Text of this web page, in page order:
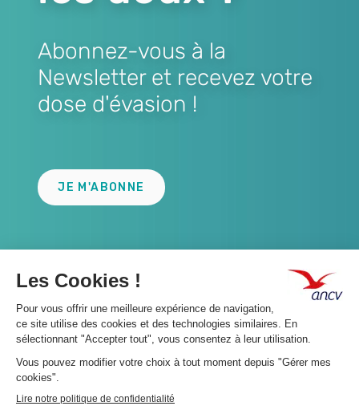
Abonnez-vous à la
Newsletter et recevez votre
dose d'évasion !
JE M'ABONNE
A propos 👇